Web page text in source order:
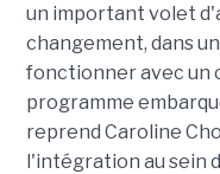
un important volet
changement, dans
fonctionner avec un
programme
reprend Caroline
l'intégration au sein